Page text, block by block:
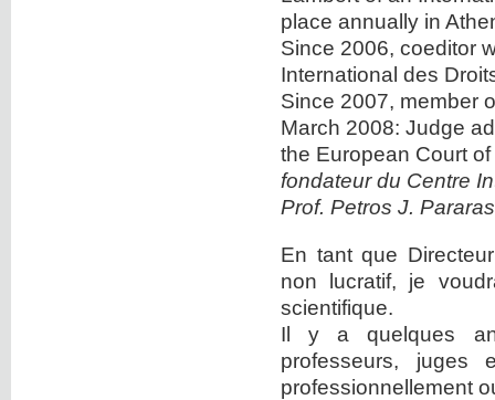
place annually in
Since 2006, coeditor
International des
Since 2007, member
March 2008: Judge
the European Court
fondateur du Centre
Prof. Petros J.
En tant que
non lucratif, je
scientifique.
Il y a quelques
professeurs, juges
professionnellement